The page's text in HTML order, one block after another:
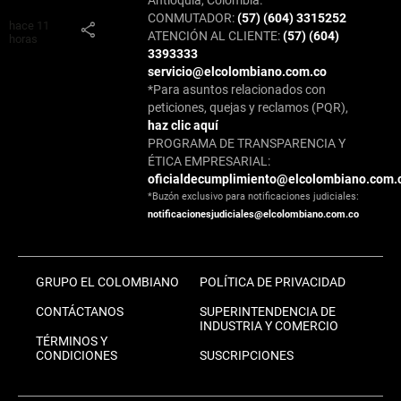
hace 11
horas
share
CONMUTADOR:(57) (604) 3315252
ATENCIÓN AL CLIENTE:(57) (604)
3393333
servicio@elcolombiano.com.co
*Para asuntos relacionados con
peticiones, quejas y reclamos (PQR),
haz clic aquí
PROGRAMA DE TRANSPARENCIA Y
ÉTICA EMPRESARIAL:
*Buzón exclusivo para notificaciones judiciales:
notificacionesjudiciales@elcolombiano.com.co
GRUPO EL COLOMBIANO
CONTÁCTANOS
TÉRMINOS Y
CONDICIONES
POLÍTICA DE PRIVACIDAD
SUPERINTENDENCIA DE
INDUSTRIA Y COMERCIO
SUSCRIPCIONES